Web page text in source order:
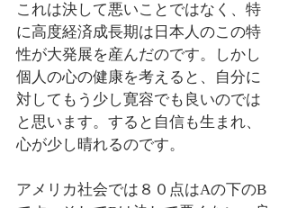
これは決して悪いことではなく、特
に高度経済成長期は日本人のこの特
性が大発展を産んだのです。しかし
個人の心の健康を考えると、自分に
対してもう少し寛容でも良いのでは
と思います。すると自信も生まれ、
心が少し晴れるのです。
アメリカ社会では８０点はAの下のB